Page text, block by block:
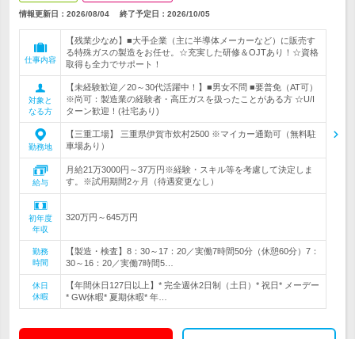
情報更新日：2026/08/04 終了予定日： 2026/10/05
仕事内容
【残業少なめ】■大手企業（主に半導体メーカーなど）に販売す
る特殊ガスの製造をお任せ。☆充実した研修＆OJTあり！☆資格
取得も全力でサポート！
対象と
なる方
【未経験歓迎／20～30代活躍中！】■男女不問 ■要普免（AT可）
※尚可：製造業の経験者・高圧ガスを扱ったことがある方 ☆U/I
ターン歓迎！(社宅あり)
勤務地
【三重工場】 三重県伊賀市炊村2500 ※マイカー通勤可（無料駐
車場あり）
給与
月給21万3000円～37万円※経験・スキル等を考慮して決定しま
す。※試用期間2ヶ月（待遇変更なし）
初年度
年収
320万円～645万円
勤務
時間
【製造・検査】8：30～17：20／実働7時間50分（休憩60分）7：
30～16：20／実働7時間5…
休日
休暇
【年間休日127日以上】* 完全週休2日制（土日）* 祝日* メーデー
* GW休暇* 夏期休暇* 年…